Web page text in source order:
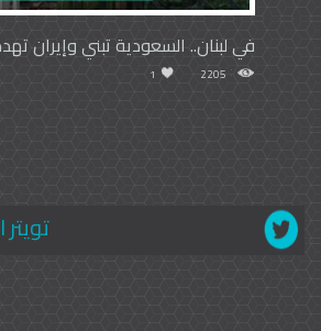
في لبنان.. السعودية تبني وإيران
2205
1